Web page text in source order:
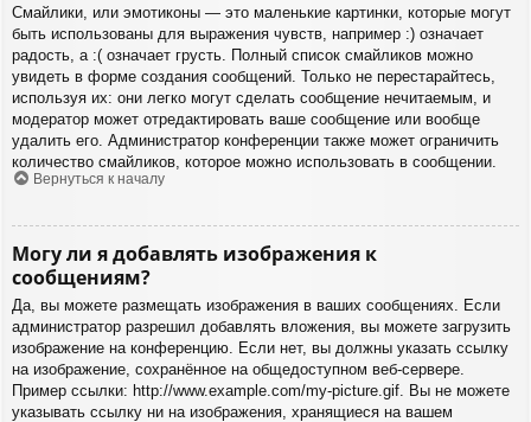
Смайлики, или эмотиконы — это маленькие картинки, которые могут
быть использованы для выражения чувств, например :) означает
радость, а :( означает грусть. Полный список смайликов можно
увидеть в форме создания сообщений. Только не перестарайтесь,
используя их: они легко могут сделать сообщение нечитаемым, и
модератор может отредактировать ваше сообщение или вообще
удалить его. Администратор конференции также может ограничить
количество смайликов, которое можно использовать в сообщении.
Вернуться к началу
Могу ли я добавлять изображения к
сообщениям?
Да, вы можете размещать изображения в ваших сообщениях. Если
администратор разрешил добавлять вложения, вы можете загрузить
изображение на конференцию. Если нет, вы должны указать ссылку
на изображение, сохранённое на общедоступном веб-сервере.
Пример ссылки: http://www.example.com/my-picture.gif. Вы не можете
указывать ссылку ни на изображения, хранящиеся на вашем